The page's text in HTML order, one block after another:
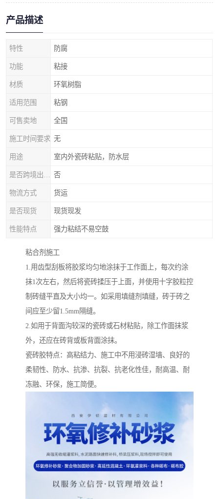
产品描述
特性 防腐
功能 粘接
材质 环氧树脂
适用范围 粘钢
可售卖地 全国
施工时间要求 无
用途 室内外瓷砖粘贴，防水层
否
物流方式 货运
是否现货 现货现发
性能特点 强力粘结不易空鼓
粘合剂施工
1.用齿型刮板将胶浆均匀地涂抹于工作面上，每次约涂
抹1次左右，然后将瓷砖揉压于上面，并使用十字胶粒控
制砖缝平直及大小均一。如采用填缝剂填缝，砖于砖之
间应至少留1.5mm隔缝。
2.如用于背面沟较深的瓷砖或石材粘贴，除工作面抹浆
外，还应在砖背或板背面涂抹。
瓷砖胶特点：高粘结力、施工中不用浸砖湿墙、良好的
柔韧性、防水、抗渗、抗裂、抗老化性佳，耐高温、耐
冻融、环保，施工简便。